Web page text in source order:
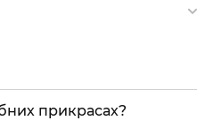
прикрасах?